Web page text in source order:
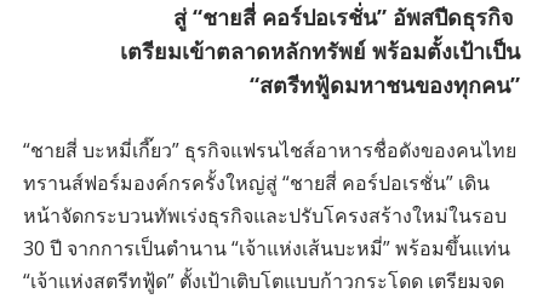
สู่ “ชายสี่ คอร์ปอเรชั่น” อัพสปีดธุรกิจ
เตรียมเข้าตลาดหลักทรัพย์ พร้อมตั้งเป้าเป็น
“สตรีทฟู้ดมหาชนของทุกคน”
“ชายสี่ บะหมี่เกี๊ยว” ธุรกิจแฟรนไชส์อาหารชื่อดังของคนไทย
ทรานส์ฟอร์มองค์กรครั้งใหญ่สู่ “ชายสี่ คอร์ปอเรชั่น” เดิน
หน้าจัดกระบวนทัพเร่งธุรกิจและปรับโครงสร้างใหม่ในรอบ
30 ปี จากการเป็นตำนาน “เจ้าแห่งเส้นบะหมี่” พร้อมขึ้นแท่น
“เจ้าแห่งสตรีทฟู้ด” ตั้งเป้าเติบโตแบบก้าวกระโดด เตรียมจด